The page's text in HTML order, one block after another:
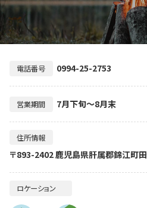
電話番号 0994-25-2753
営業期間 7月下旬～8月末
住所情報
〒893-2402 鹿児島県肝属郡錦江町
ロケーション